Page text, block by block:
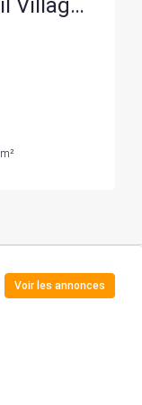
Appartement à Créteil Village avec potentiel pour habitation, médical ou colocation près du métro Ligne 8
m²
Voir les annonces